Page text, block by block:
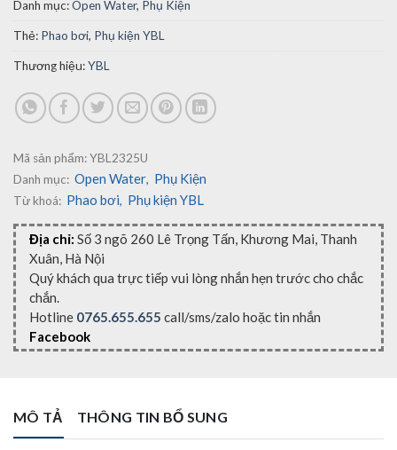
Danh mục:Open Water, Phụ Kiện
Thẻ: Phao bơi, Phụ kiện YBL
Thương hiệu:YBL
Mã sản phẩm:YBL2325U
Danh mục: Open Water, Phụ Kiện
Từ khoá: Phao bơi, Phụ kiện YBL
Địa chỉ: Số 3 ngõ 260 Lê Trọng Tấn, Khương Mai, Thanh
Xuân, Hà Nội
Quý khách qua trực tiếp vui lòng nhắn hẹn trước cho chắc
chắn.
Hotline 0765.655.655 call/sms/zalo hoặc tin nhắn
Facebook
MÔ TẢ THÔNG TIN BỔ SUNG